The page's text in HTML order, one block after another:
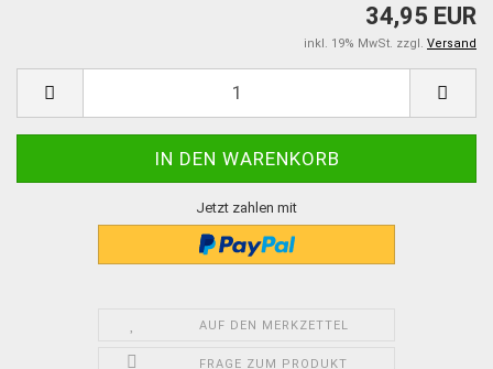
34,95 EUR
inkl. 19% MwSt. zzgl. Versand
Jetzt zahlen mit
AUF DEN MERKZETTEL
FRAGE ZUM PRODUKT